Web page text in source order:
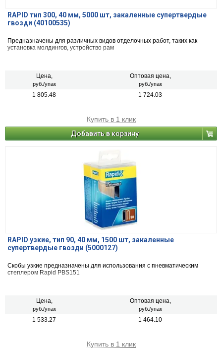
RAPID тип 300, 40 мм, 5000 шт, закаленные супертвердые
гвозди (40100535)
Предназначены для различных видов отделочных работ, таких как
установка молдингов, устройство рам
Цена,
руб./упак
Оптовая цена,
руб./упак
1 805.48 1 724.03
Купить в 1 клик
Добавить в корзину
RAPID узкие, тип 90, 40 мм, 1500 шт, закаленные
супертвердые гвозди (5000127)
Скобы узкие предназначены для использования с пневматическим
степлером Rapid PBS151
Цена,
руб./упак
Оптовая цена,
руб./упак
1 533.27 1 464.10
Купить в 1 клик